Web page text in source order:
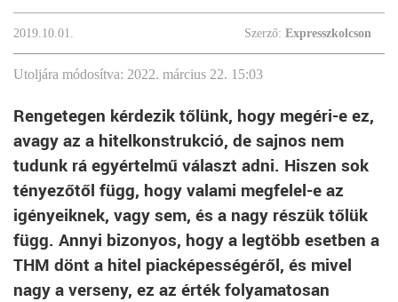
2019.10.01. Szerző: Expresszkolcson
Utoljára módosítva: 2022. március 22. 15:03
Rengetegen kérdezik tőlünk, hogy megéri-e ez,
avagy az a hitelkonstrukció, de sajnos nem
tudunk rá egyértelmű választ adni. Hiszen sok
tényezőtől függ, hogy valami megfelel-e az
igényeiknek, vagy sem, és a nagy részük tőlük
függ. Annyi bizonyos, hogy a legtöbb esetben a
THM dönt a hitel piacképességéről, és mivel
nagy a verseny, ez az érték folyamatosan